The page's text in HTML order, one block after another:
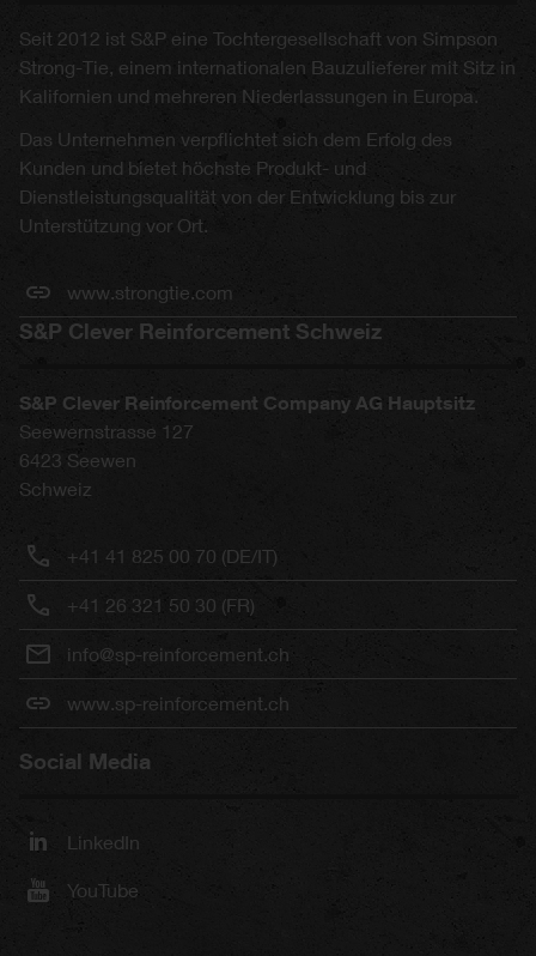
Seit 2012 ist S&P eine Tochtergesellschaft von Simpson
Strong-Tie, einem internationalen Bauzulieferer mit Sitz in
Kalifornien und mehreren Niederlassungen in Europa.
Das Unternehmen verpflichtet sich dem Erfolg des
Kunden und bietet höchste Produkt- und
Dienstleistungsqualität von der Entwicklung bis zur
Unterstützung vor Ort.
www.strongtie.com
S&P Clever Reinforcement Schweiz
S&P Clever Reinforcement Company AG Hauptsitz
Seewernstrasse 127
6423 Seewen
Schweiz
+41 41 825 00 70 (DE/IT)
+41 26 321 50 30 (FR)
info@sp-reinforcement.ch
www.sp-reinforcement.ch
Social Media
LinkedIn
YouTube